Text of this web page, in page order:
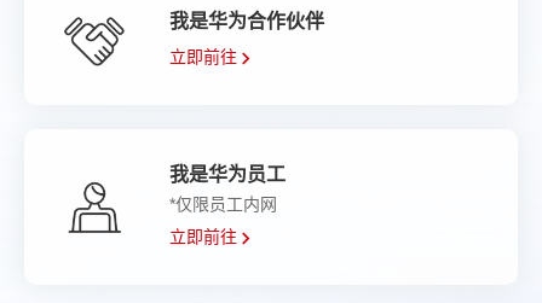
我是华为合作伙伴
立即前往
我是华为员工
*仅限员工内网
立即前往